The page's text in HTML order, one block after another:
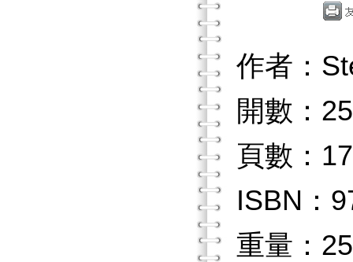
作者：
開數：25
頁數：
ISBN：
重量：